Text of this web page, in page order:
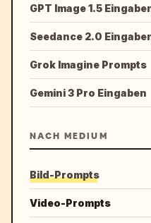
GPT Image 1.5
Seedance 2.0
Grok Imagine Prompts
Gemini 3 Pro Eingaben
NACH MEDIUM
Bild-Prompts
Video-Prompts